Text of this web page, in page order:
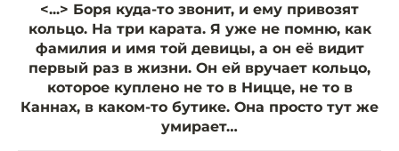
<...> Боря куда-то звонит, и ему привозят
кольцо. На три карата. Я уже не помню, как
фамилия и имя той девицы, а он её видит
первый раз в жизни. Он ей вручает кольцо,
которое куплено не то в Ницце, не то в
Каннах, в каком-то бутике. Она просто тут же
умирает…